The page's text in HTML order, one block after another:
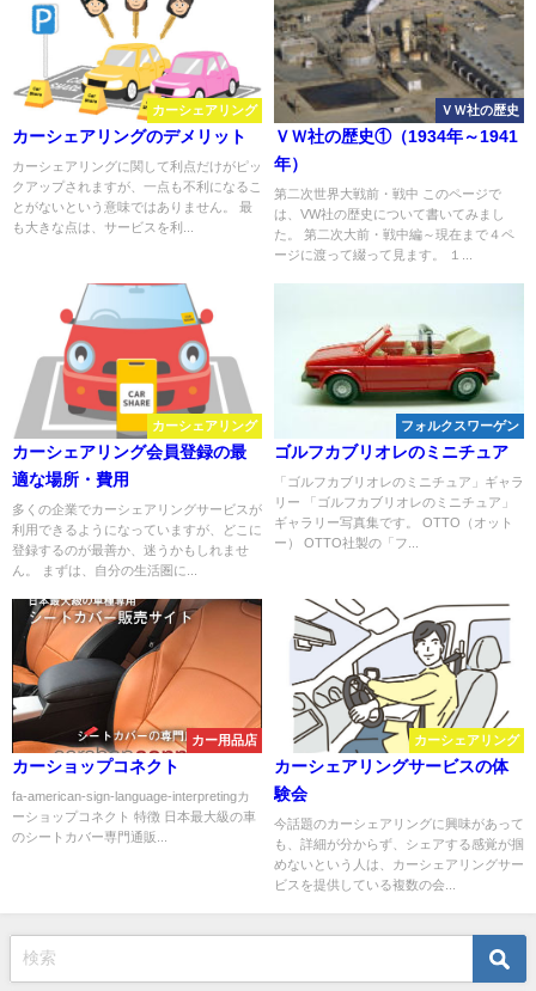
カーシェアリング
カーシェアリングのデメリット
カーシェアリングに関して利点だけがピッ
クアップされますが、一点も不利になるこ
とがないという意味ではありません。 最
も大きな点は、サービスを利...
ＶＷ社の歴史
ＶＷ社の歴史①（1934年～1941
年）
第二次世界大戦前・戦中 このページで
は、VW社の歴史について書いてみまし
た。 第二次大前・戦中編～現在まで４ペ
ージに渡って綴って見ます。 １...
カーシェアリング
カーシェアリング会員登録の最
適な場所・費用
多くの企業でカーシェアリングサービスが
利用できるようになっていますが、どこに
登録するのが最善か、迷うかもしれませ
ん。 まずは、自分の生活圏に...
フォルクスワーゲン
ゴルフカブリオレのミニチュア
「ゴルフカブリオレのミニチュア」ギャラ
リー 「ゴルフカブリオレのミニチュア」
ギャラリー写真集です。 OTTO（オット
ー） OTTO社製の「フ...
カー用品店
カーショップコネクト
fa-american-sign-language-interpretingカ
ーショップコネクト 特徴 日本最大級の車
のシートカバー専門通販...
カーシェアリング
カーシェアリングサービスの体
験会
今話題のカーシェアリングに興味があって
も、詳細が分からず、シェアする感覚が掴
めないという人は、カーシェアリングサー
ビスを提供している複数の会...